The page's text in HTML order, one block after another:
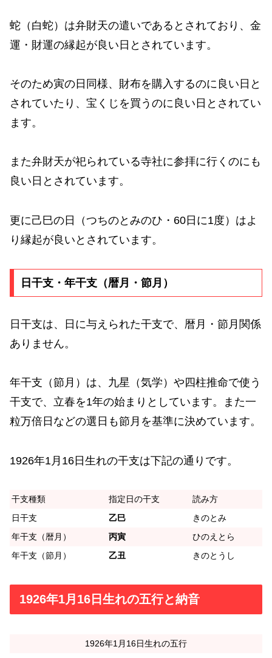
蛇（白蛇）は弁財天の遣いであるとされており、金
運・財運の縁起が良い日とされています。
そのため寅の日同様、財布を購入するのに良い日と
されていたり、宝くじを買うのに良い日とされてい
ます。
また弁財天が祀られている寺社に参拝に行くのにも
良い日とされています。
更に己巳の日（つちのとみのひ・60日に1度）はよ
り縁起が良いとされています。
日干支・年干支（暦月・節月）
日干支は、日に与えられた干支で、暦月・節月関係
ありません。
年干支（節月）は、九星（気学）や四柱推命で使う
干支で、立春を1年の始まりとしています。また一
粒万倍日などの選日も節月を基準に決めています。
1926年1月16日生れの干支は下記の通りです。
干支種類 指定日の干支
読み方
日干支
乙巳
きのとみ
年干支（暦月）
丙寅
ひのえとら
年干支（節月）
乙丑 きのとうし
1926年1月16日生れの五行と納音
1926年1月16日生れの五行